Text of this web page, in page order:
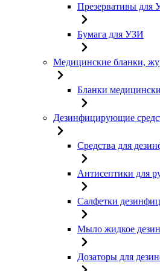
Презервативы для
Бумага для УЗИ
Медицинские бланки,
Бланки
Дезинфицирующие
Средства для
Антисептики для
Салфетки
Мыло жидкое
Дозаторы для